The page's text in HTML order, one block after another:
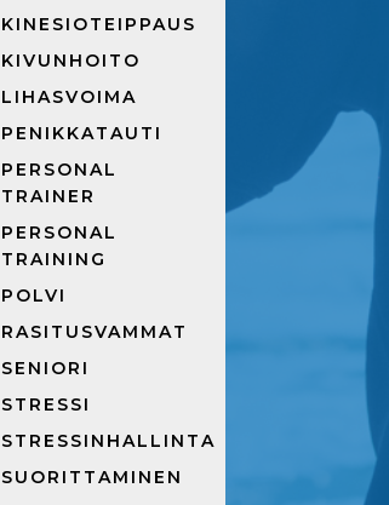
KINESIOTEIPPAUS
KIVUNHOITO
LIHASVOIMA
PENIKKATAUTI
PERSONAL
TRAINER
PERSONAL
TRAINING
POLVI
RASITUSVAMMAT
SENIORI
STRESSI
STRESSINHALLINTA
SUORITTAMINEN